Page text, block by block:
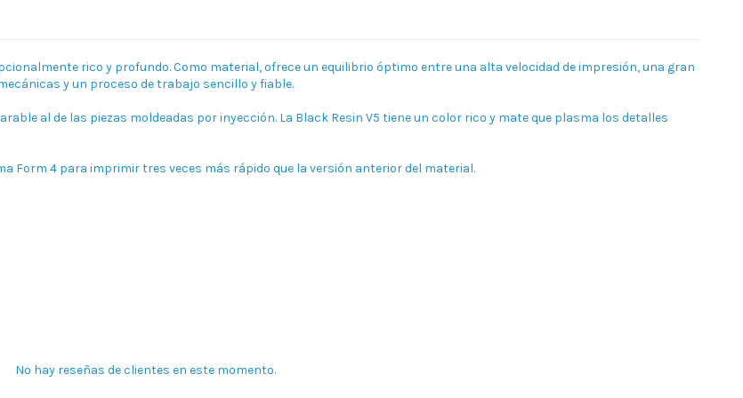
rico y profundo. Como material, ofrece un equilibrio óptimo entre una alta velocidad de impresión, una gran
y un proceso de trabajo sencillo y fiable.
al de las piezas moldeadas por inyección. La Black Resin V5 tiene un color rico y mate que plasma los detalles
Form 4 para imprimir tres veces más rápido que la versión anterior del material.
No hay reseñas de clientes en este momento.